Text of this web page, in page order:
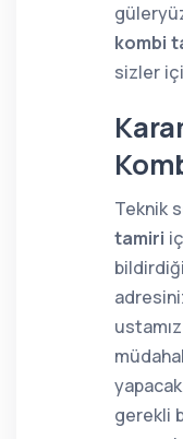
kombi
sizler
Teknik
tamiri
gerekli